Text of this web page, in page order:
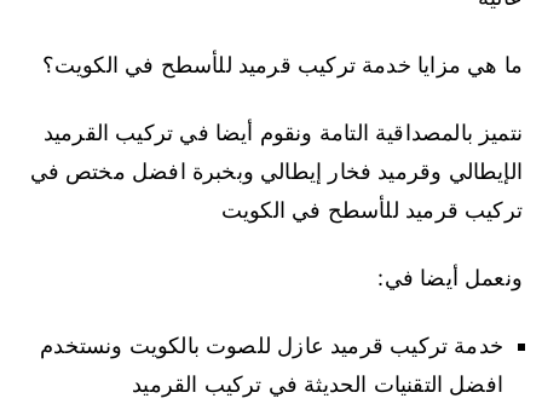
ما هي مزايا خدمة تركيب قرميد للأسطح في الكويت؟
نتميز بالمصداقية التامة ونقوم أيضا في تركيب القرميد
الإيطالي وقرميد فخار إيطالي وبخبرة افضل مختص في
تركيب قرميد للأسطح في الكويت
ونعمل أيضا في:
خدمة تركيب قرميد عازل للصوت بالكويت ونستخدم
افضل التقنيات الحديثة في تركيب القرميد